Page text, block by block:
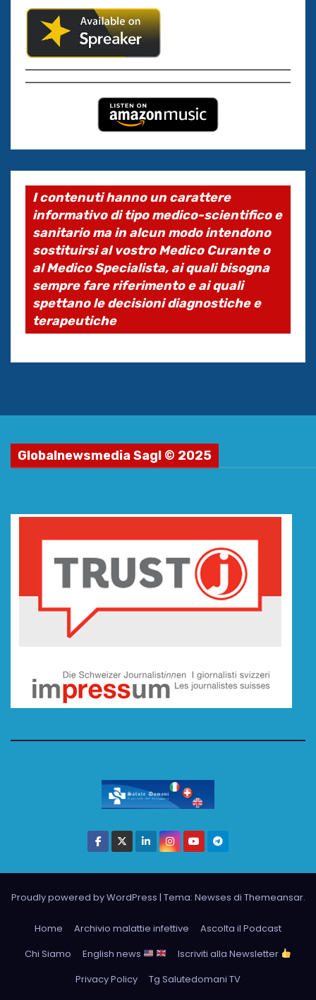
I contenuti hanno un carattere
informativo di tipo medico-scientifico e
sanitario ma in alcun modo intendono
sostituirsi al vostro Medico Curante o
al Medico Specialista, ai quali bisogna
sempre fare riferimento e ai quali
spettano le decisioni diagnostiche e
terapeutiche
Globalnewsmedia Sagl © 2025
Proudly powered by WordPress | Tema: Newses di Themeansar.
Home Archivio malattie infettive
Ascolta il Podcast
Chi Siamo
English news
Iscriviti alla Newsletter
Privacy Policy
Tg Salutedomani TV